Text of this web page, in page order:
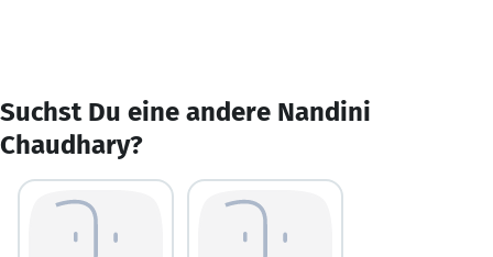
Suchst Du eine andere Nandini
Chaudhary?